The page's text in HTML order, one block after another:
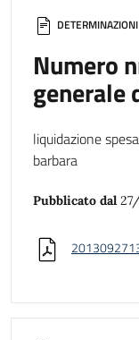
DETERMINAZIONI
Numero
generale
liquidazione
barbara
Pubblicato dal